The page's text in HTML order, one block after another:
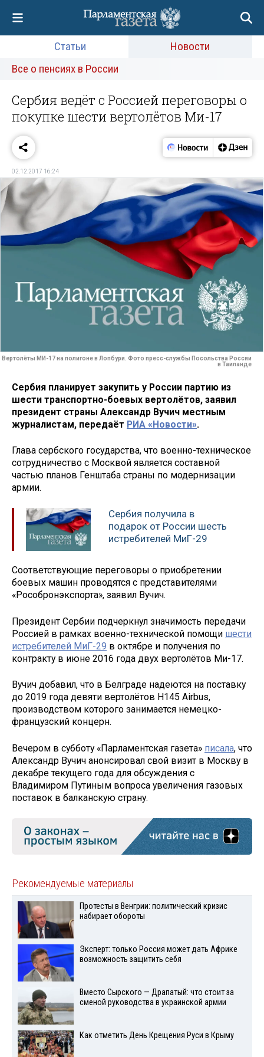
Статьи
Новости
Все о пенсиях в России
Сербия ведёт с Россией переговоры о
покупке шести вертолётов Ми-17
02.12.2017 16:24
Вертолёты МИ-17 на полигоне в Лопбури. Фото пресс-службы Посольства России
в Таиланде
Сербия планирует закупить у России партию из
шести транспортно-боевых вертолётов, заявил
президент страны Александр Вучич местным
журналистам, передаёт РИА «Новости».
Глава сербского государства, что военно-техническое
сотрудничество с Москвой является составной
частью планов Генштаба страны по модернизации
армии.
Сербия получила в
подарок от России шесть
истребителей МиГ-29
Соответствующие переговоры о приобретении
боевых машин проводятся с представителями
«Рособронэкспорта», заявил Вучич.
Президент Сербии подчеркнул значимость передачи
Россией в рамках военно-технической помощи шести
истребителей МиГ-29 в октябре и получения по
контракту в июне 2016 года двух вертолётов Ми-17.
Вучич добавил, что в Белграде надеются на поставку
до 2019 года девяти вертолётов H145 Airbus,
производством которого занимается немецко-
французский концерн.
Вечером в субботу «Парламентская газета» писала, что
Александр Вучич анонсировал свой визит в Москву в
декабре текущего года для обсуждения с
Владимиром Путиным вопроса увеличения газовых
поставок в балканскую страну.
Рекомендуемые материалы
Протесты в Венгрии: политический кризис
набирает обороты
Эксперт: только Россия может дать Африке
возможность защитить себя
Вместо Сырского — Драпатый: что стоит за
сменой руководства в украинской армии
Как отметить День Крещения Руси в Крыму